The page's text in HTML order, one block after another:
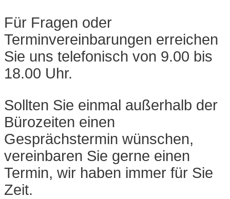
Für Fragen oder
Terminvereinbarungen erreichen
Sie uns telefonisch von 9.00 bis
18.00 Uhr.
Sollten Sie einmal außerhalb der
Bürozeiten einen
Gesprächstermin wünschen,
vereinbaren Sie gerne einen
Termin, wir haben immer für Sie
Zeit.